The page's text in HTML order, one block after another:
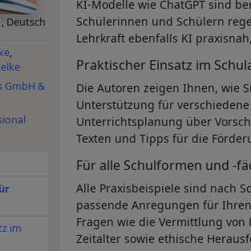
, Deutsch
GmbH &
im
KI-Modelle wie ChatGPT sind
Schülerinnen und Schülern
Lehrkraft ebenfalls KI
Praktischer Einsatz im
Die Autoren zeigen Ihnen, wie
Unterstützung für
Unterrichtsplanung über
Texten und Tipps für die
Für alle Schulformen und -
Alle Praxisbeispiele sind nach
passende Anregungen für
Fragen wie die Vermittlung
Zeitalter sowie ethische